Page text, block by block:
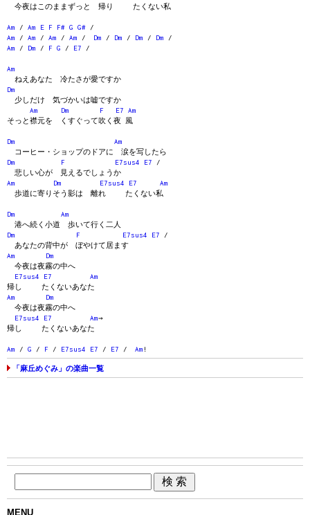
今夜はこのままずっと 帰り たくない私
Am / Am E F F# G G# /
Am / Am / Am / Am / Dm / Dm / Dm / Dm /
Am / Dm / F G / E7 /
Am
ねえあなた 冷たさが愛ですか
Dm
少しだけ 気づかいは嘘ですか
Am
Dm F E7
Am
そっと襟元を くすぐって吹く夜 風
Dm
Am
コーヒー・ショップのドアに 涙を写したら
Dm
F E7sus4 E7 /
悲しい心が 見えるでしょうか
Am
Dm E7sus4 E7
Am
歩道に寄りそう影は 離れ たくない私
Dm
Am
港へ続く小道 歩いて行く二人
Dm
F E7sus4 E7 /
あなたの背中が ぼやけて居ます
Am
Dm
今夜は夜霧の中へ
E7sus4
E7
Am
帰し たくないあなた
Am
Dm
今夜は夜霧の中へ
E7sus4
E7 Am→
帰し たくないあなた
Am / G / F / E7sus4 E7 / E7 / Am !
「麻丘めぐみ」の楽曲一覧
MENU